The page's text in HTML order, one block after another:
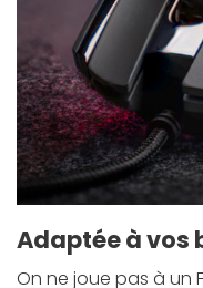
Adaptée à vos
On ne joue pas à un